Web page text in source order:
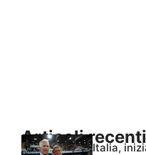
Articoli recenti
Italia,